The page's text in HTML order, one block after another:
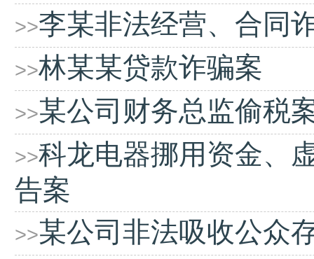
>>李某非法经营、合同
>>林某某贷款诈骗案
>>某公司财务总监偷税
>>科龙电器挪用资金、
告案
>>某公司非法吸收公众